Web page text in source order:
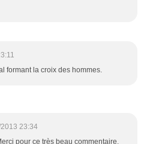
formant la croix des hommes.
23:34
pour ce très beau commentaire.